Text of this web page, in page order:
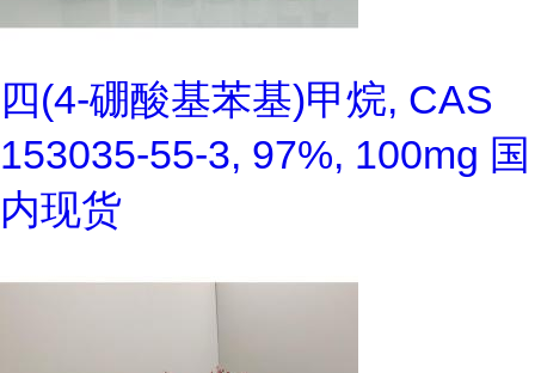
四(4-硼酸基苯基)甲烷, CAS
153035-55-3, 97%, 100mg 国
内现货